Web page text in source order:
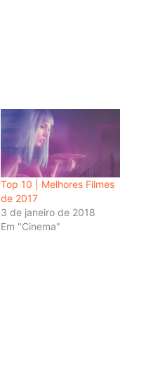
Top 10 | Melhores Filmes
de 2017
3 de janeiro de 2018
Em "Cinema"